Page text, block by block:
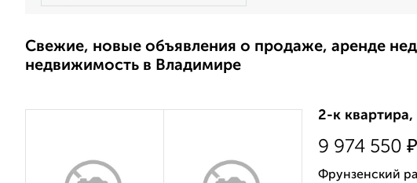
Свежие, новые объявления о продаже, аренде
недвижимость в Владимире
2-к
9 974 550 ₽
Фрунзенский